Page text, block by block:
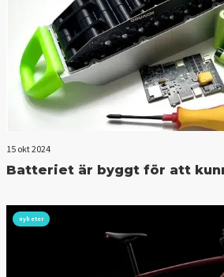
15 okt 2024
Batteriet är byggt för att
nyheter